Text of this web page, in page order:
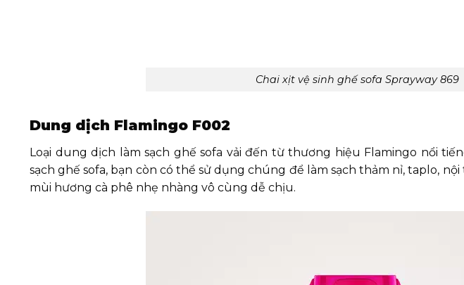
Chai xịt vệ sinh ghế sofa Sprayway 869
Dung dịch Flamingo F002
Loại dung dịch làm sạch ghế sofa vải đến từ thương hiệu Flamingo nổi
sạch ghế sofa, bạn còn có thể sử dụng chúng để làm sạch thảm nỉ, taplo,
mùi hương cà phê nhẹ nhàng vô cùng dễ chịu.